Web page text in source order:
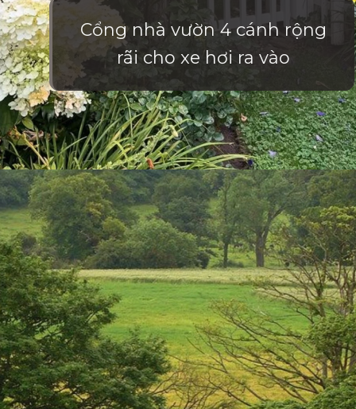
Cổng nhà vườn 4 cánh rộng
rãi cho xe hơi ra vào
Đang mởhttps://vietnamxua.edu.vn/cong-nha-vuon